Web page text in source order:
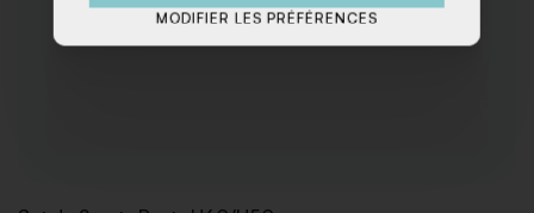
MODIFIER LES PRÉFÉRENCES